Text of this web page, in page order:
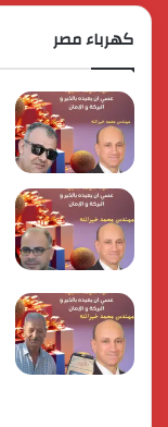
المجموعة
الوزارية
الأعمال
كهرباء مصر